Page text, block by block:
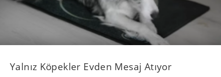
Yalnız Köpekler Evden Mesaj Atıyor